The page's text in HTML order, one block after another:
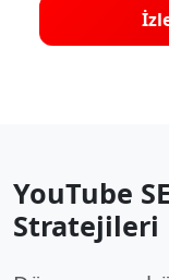
YouTube
Stratejileri